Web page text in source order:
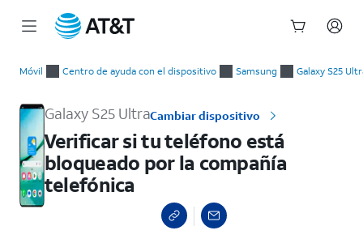
Móvil Centro de ayuda con el dispositivo Samsung Galaxy S25
Galaxy S25 UltraCambiar dispositivo
Verificar si tu teléfono está
bloqueado por la compañía
telefónica